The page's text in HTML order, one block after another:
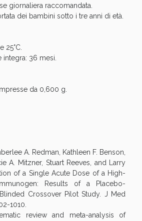
giornaliera raccomandata.
dei bambini sotto i tre anni di età.
25°C.
36 mesi.
da 0,600 g.
A. Redman, Kathleen F. Benson,
A. Mitzner, Stuart Reeves, and Larry
of a Single Acute Dose of a High-
Results of a Placebo-
Crossover Pilot Study. J Med
1010.
review and meta-analysis of
Sconto fino al 55% valido